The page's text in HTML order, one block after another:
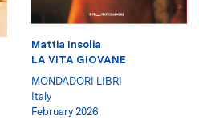
Mattia Insolia
LA VITA GIOVANE
MONDADORI LIBRI
Italy
February 2026